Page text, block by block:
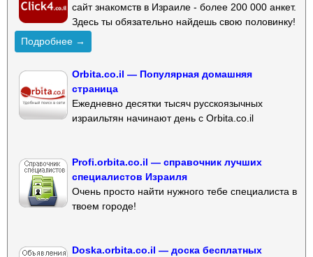
сайт знакомств в Израиле - более 200 000 анкет.
Здесь ты обязательно найдешь свою половинку!
Подробнее →
Orbita.co.il — Популярная домашняя
страница
Ежедневно десятки тысяч русскоязычных
израильтян начинают день с Orbita.co.il
Profi.orbita.co.il — справочник лучших
специалистов Израиля
Очень просто найти нужного тебе специалиста в
твоем городе!
Doska.orbita.co.il — доска бесплатных